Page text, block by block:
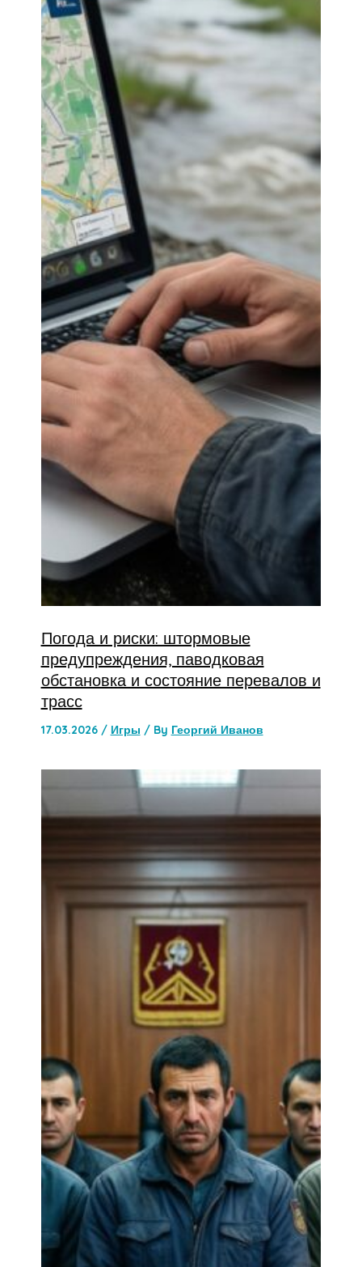
Погода и риски: штормовые
предупреждения, паводковая
обстановка и состояние перевалов и
трасс
17.03.2026 / Игры / By Георгий Иванов